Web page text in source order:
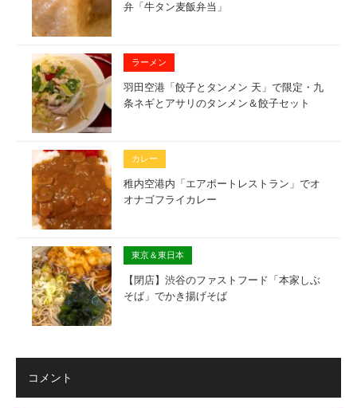
弁「牛タン麦飯弁当」
ラーメン
羽田空港「餃子とタンメン 天」で限定・九
条ネギとアサリのタンメン＆餃子セット
カレー
稚内空港内「エアポートレストラン」でオ
オナゴフライカレー
東京＆東日本
【閉店】渋谷のファストフード「本家しぶ
そば」でかき揚げそば
コメント